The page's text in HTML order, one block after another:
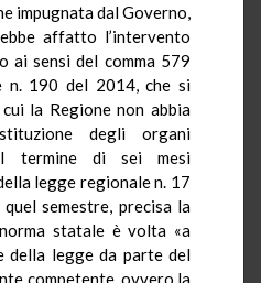
impugnata dal Governo,
affatto l’intervento
sensi del comma 579
n. 190 del 2014, che si
la Regione non abbia
degli organi
termine di sei mesi
legge regionale n. 17
semestre, precisa la
statale è volta «a
della legge da parte del
competente, ovvero la